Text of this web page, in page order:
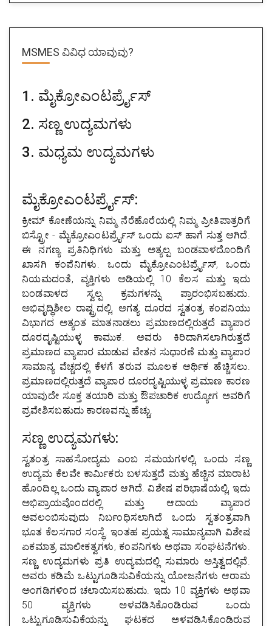
MSMES ವಿವಿಧ ಯಾವುವು?
1. ಮೈಕ್ರೋಎಂಟರ್ಪ್ರೈಸ್
2. ಸಣ್ಣ ಉದ್ಯಮಗಳು
3. ಮಧ್ಯಮ ಉದ್ಯಮಗಳು
ಮೈಕ್ರೋಎಂಟರ್ಪ್ರೈಸ್:
ಕ್ರೀಮ್ ಕೋಣೆಯನ್ನು ನಿಮ್ಮ ನೆರೆಹೊರೆಯಲ್ಲಿ ನಿಮ್ಮ ಪ್ರೀತಿಪಾತ್ರರಿಗೆ
ಬಿಸ್ಟ್ರೋ - ಮೈಕ್ರೋಎಂಟರ್ಪ್ರೈಸ್ ಒಂದು ಐಸ್ ಹಾಗೆ ಸುತ್ತ ಆಗಿದೆ.
ಈ ನಗಣ್ಯ ಪ್ರತಿನಿಧಿಗಳು ಮತ್ತು ಅತ್ಯಲ್ಪ ಬಂಡವಾಳದೊಂದಿಗೆ
ಖಾಸಗಿ ಕಂಪೆನಿಗಳು. ಒಂದು ಮೈಕ್ರೋಎಂಟರ್ಪ್ರೈಸ್, ಒಂದು
ನಿಯಮದಂತೆ, ವ್ಯಕ್ತಿಗಳು ಅಡಿಯಲ್ಲಿ 10 ಕೆಲಸ ಮತ್ತು ಇದು
ಬಂಡವಾಳದ ಸ್ವಲ್ಪ ಕ್ರಮಗಳನ್ನು ಪ್ರಾರಂಭಿಸಬಹುದು.
ಅಭಿವೃದ್ಧಿಶೀಲ ರಾಷ್ಟ್ರದಲ್ಲಿ, ಅಗತ್ಯ ದೂರದ ಸ್ವತಂತ್ರ ಕಂಪನಿಯು
ವಿಭಾಗದ ಅತ್ಯಂತ ಮಾತನಾಡಲು ಪ್ರಮಾಣದಲ್ಲಿರುತ್ತದೆ ವ್ಯಾಪಾರ
ದೂರದೃಷ್ಟಿಯುಳ್ಳ ಕಾಮುಕ. ಅವರು ಕಿರಿದಾಗಿಸಲಾಗಿರುತ್ತದೆ
ಪ್ರಮಾಣದ ವ್ಯಾಪಾರ ಮಾಡುವ ವೇತನ ಸುಧಾರಣೆ ಮತ್ತು ವ್ಯಾಪಾರ
ಸಾಮಾನ್ಯ ವೆಚ್ಚದಲ್ಲಿ ಕೆಳಗೆ ತರುವ ಮೂಲಕ ಆರ್ಥಿಕ ಹೆಚ್ಚಿಸಲು.
ಪ್ರಮಾಣದಲ್ಲಿರುತ್ತದೆ ವ್ಯಾಪಾರ ದೂರದೃಷ್ಟಿಯುಳ್ಳ ಪ್ರಮಾಣ ಕಾರಣ
ಯಾವುದೇ ಸೂಕ್ತ ತಯಾರಿ ಮತ್ತು ಔಪಚಾರಿಕ ಉದ್ಯೋಗ ಅವರಿಗೆ
ಪ್ರವೇಶಿಸಬಹುದು ಕಾರಣವನ್ನು ಹೆಚ್ಚು.
ಸಣ್ಣ ಉದ್ಯಮಗಳು:
ಸ್ವತಂತ್ರ ಸಾಹಸೋದ್ಯಮ ಎಂಬ ಸಮಯಗಳಲ್ಲಿ, ಒಂದು ಸಣ್ಣ
ಉದ್ಯಮ ಕೆಲವೇ ಕಾರ್ಮಿಕರು ಬಳಸುತ್ತದೆ ಮತ್ತು ಹೆಚ್ಚಿನ ಮಾರಾಟ
ಹೊಂದಿಲ್ಲ ಒಂದು ವ್ಯಾಪಾರ ಆಗಿದೆ. ವಿಶೇಷ ಪರಿಭಾಷೆಯಲ್ಲಿ, ಇದು
ಅಭಿಪ್ರಾಯವೊಂದರಲ್ಲಿ ಮತ್ತು ಆದಾಯ ವ್ಯಾಪಾರ
ಅವಲಂಬಿಸುವುದು ನಿರ್ಬಂಧಿಸಲಾಗಿದೆ ಒಂದು ಸ್ವತಂತ್ರವಾಗಿ
ಭೂತ ಕೆಲಸಗಾರ ಸಂಸ್ಥೆ. ಇಂತಹ ಪ್ರಯತ್ನ ಸಾಮಾನ್ಯವಾಗಿ ವಿಶೇಷ
ಏಕಮಾತ್ರ ಮಾಲೀಕತ್ವಗಳು, ಕಂಪನಿಗಳು ಅಥವಾ ಸಂಘಟನೆಗಳು.
ಸಣ್ಣ ಉದ್ಯಮಗಳು ಪ್ರತಿ ಉದ್ಯಮದಲ್ಲಿ ಸುಮಾರು ಅಸ್ತಿತ್ವದಲ್ಲಿವೆ.
ಅವರು ಕಡಿಮೆ ಒಟ್ಟುಗೂಡಿಸುವಿಕೆಯನ್ನು ಯೋಜನೆಗಳು ಆರಾಮ
ಅಂಗಡಿಗಳಿಂದ ಚಲಾಯಿಸಬಹುದು. ಇದು 10 ವ್ಯಕ್ತಿಗಳು ಅಥವಾ
50 ವ್ಯಕ್ತಿಗಳು ಅಳವಡಿಸಿಕೊಂಡಿರುವ ಒಂದು
ಒಟ್ಟುಗೂಡಿಸುವಿಕೆಯನ್ನು ಘಟಕದ ಅಳವಡಿಸಿಕೊಂಡಿರುವ